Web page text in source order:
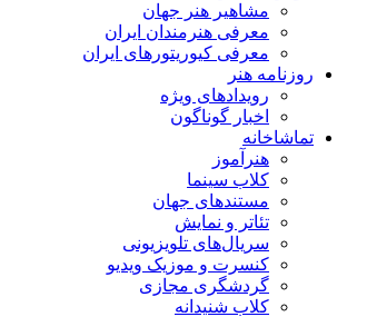
مشاهیر هنر جهان
معرفی هنرمندان ایران
معرفی کیوریتورهای ایران
روزنامه هنر
رویدادهای ویژه
اخبار گوناگون
تماشاخانه
هنرآموز
کلاب سینما
مستندهای جهان
تئاتر و نمایش
سریال‌های تلویزیونی
کنسرت و موزیک ویدیو
گردشگری مجازی
کلاب شنیدانه